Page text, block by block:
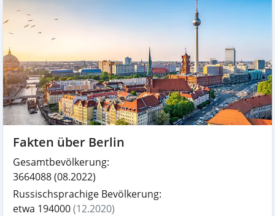
Fakten über Berlin
Gesamtbevölkerung:
3664088(08.2022)
Russischsprachige Bevölkerung:
etwa 194000(12.2020)